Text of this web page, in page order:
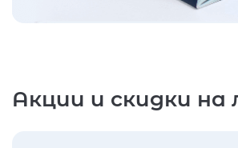
Акции и скидки на